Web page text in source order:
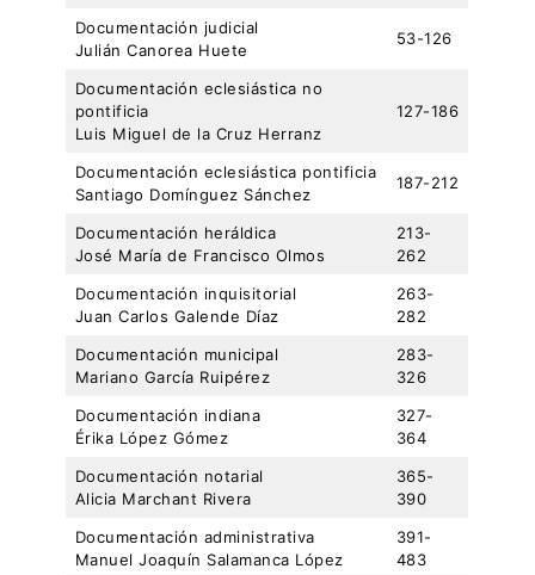
Documentación judicial
Julián Canorea Huete
53-126
Documentación eclesiástica no
pontificia
Luis Miguel de la Cruz Herranz
127-186
Documentación eclesiástica pontificia
Santiago Domínguez Sánchez
187-212
Documentación heráldica
José María de Francisco Olmos
213-
262
Documentación inquisitorial
Juan Carlos Galende Díaz
263-
282
Documentación municipal
Mariano García Ruipérez
283-
326
Documentación indiana
Érika López Gómez
327-
364
Documentación notarial
Alicia Marchant Rivera
365-
390
Documentación administrativa
Manuel Joaquín Salamanca López
391-
483